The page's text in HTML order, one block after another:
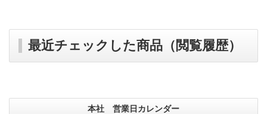
最近チェックした商品（閲覧履歴）
本社 営業日カレンダー